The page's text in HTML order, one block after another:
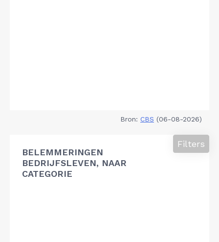
Bron: CBS (06-08-2026)
BELEMMERINGEN
BEDRIJFSLEVEN, NAAR
CATEGORIE
Filters